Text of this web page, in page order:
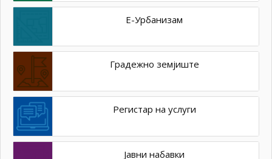
Е-Урбанизам
Градежно земјиште
Регистар на услуги
Јавни набавки